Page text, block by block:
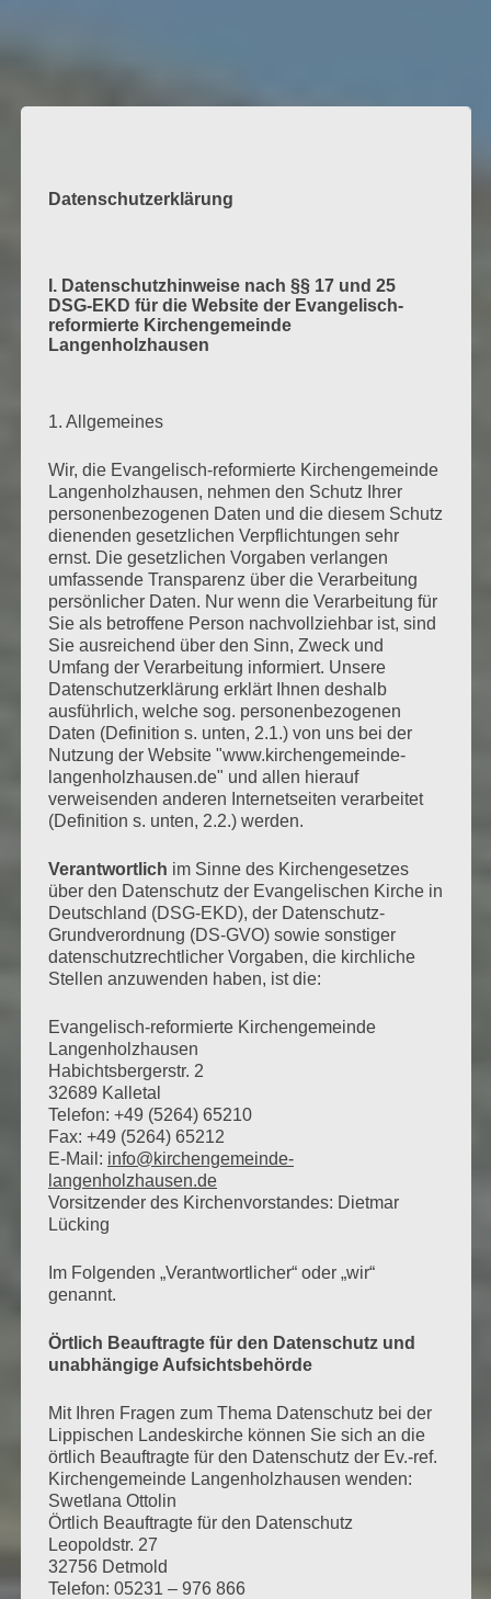
Datenschutzerklärung
I. Datenschutzhinweise nach §§ 17 und 25
DSG-EKD für die Website der Evangelisch-
reformierte Kirchengemeinde
Langenholzhausen
1. Allgemeines
Wir, die Evangelisch-reformierte Kirchengemeinde
Langenholzhausen, nehmen den Schutz Ihrer
personenbezogenen Daten und die diesem Schutz
dienenden gesetzlichen Verpflichtungen sehr
ernst. Die gesetzlichen Vorgaben verlangen
umfassende Transparenz über die Verarbeitung
persönlicher Daten. Nur wenn die Verarbeitung für
Sie als betroffene Person nachvollziehbar ist, sind
Sie ausreichend über den Sinn, Zweck und
Umfang der Verarbeitung informiert. Unsere
Datenschutzerklärung erklärt Ihnen deshalb
ausführlich, welche sog. personenbezogenen
Daten (Definition s. unten, 2.1.) von uns bei der
Nutzung der Website "www.kirchengemeinde-
langenholzhausen.de" und allen hierauf
verweisenden anderen Internetseiten verarbeitet
(Definition s. unten, 2.2.) werden.
Verantwortlich im Sinne des Kirchengesetzes
über den Datenschutz der Evangelischen Kirche in
Deutschland (DSG-EKD), der Datenschutz-
Grundverordnung (DS-GVO) sowie sonstiger
datenschutzrechtlicher Vorgaben, die kirchliche
Stellen anzuwenden haben, ist die:
Evangelisch-reformierte Kirchengemeinde
Langenholzhausen
Habichtsbergerstr. 2
32689 Kalletal
Telefon: +49 (5264) 65210
Fax: +49 (5264) 65212
E-Mail: info@kirchengemeinde-
langenholzhausen.de
Vorsitzender des Kirchenvorstandes: Dietmar
Lücking
Im Folgenden „Verantwortlicher“ oder „wir“
genannt.
Örtlich Beauftragte für den Datenschutz und
unabhängige Aufsichtsbehörde
Mit Ihren Fragen zum Thema Datenschutz bei der
Lippischen Landeskirche können Sie sich an die
örtlich Beauftragte für den Datenschutz der Ev.-ref.
Kirchengemeinde Langenholzhausen wenden:
Swetlana Ottolin
Örtlich Beauftragte für den Datenschutz
Leopoldstr. 27
32756 Detmold
Telefon: 05231 – 976 866